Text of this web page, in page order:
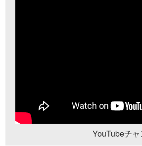
YouTubeチ